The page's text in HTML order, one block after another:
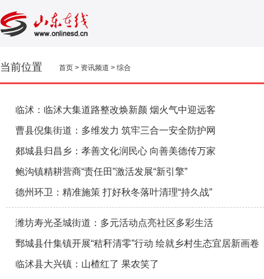
当前位置 首页 > 资讯频道 > 综合
临沭：临沭大集道路整改焕新颜 烟火气中迎远客
曹县倪集街道：多维发力 筑牢三合一安全防护网
郯城县归昌乡：孝善文化润民心 向善美德传万家
鲍沟镇精耕营商“责任田”激活发展“新引擎”
德州环卫：精准施策 打好秋冬落叶清理“持久战”
潍坊寿光圣城街道：多元活动点亮社区多彩生活
鄄城县什集镇开展“秸秆清零”行动 绘就乡村生态宜居新画卷
临沭县大兴镇：山楂红了 果农笑了